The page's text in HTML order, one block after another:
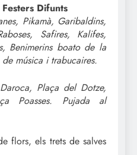
Difunts
Pikamà, Garibaldins,
Safires, Kalifes,
Benimerins boato de la
música i trabucaires.
Plaça del Dotze,
Poasses. Pujada al
flors, els trets de salves